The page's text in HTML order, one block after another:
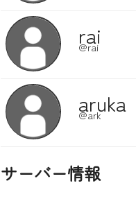
サーバー情報